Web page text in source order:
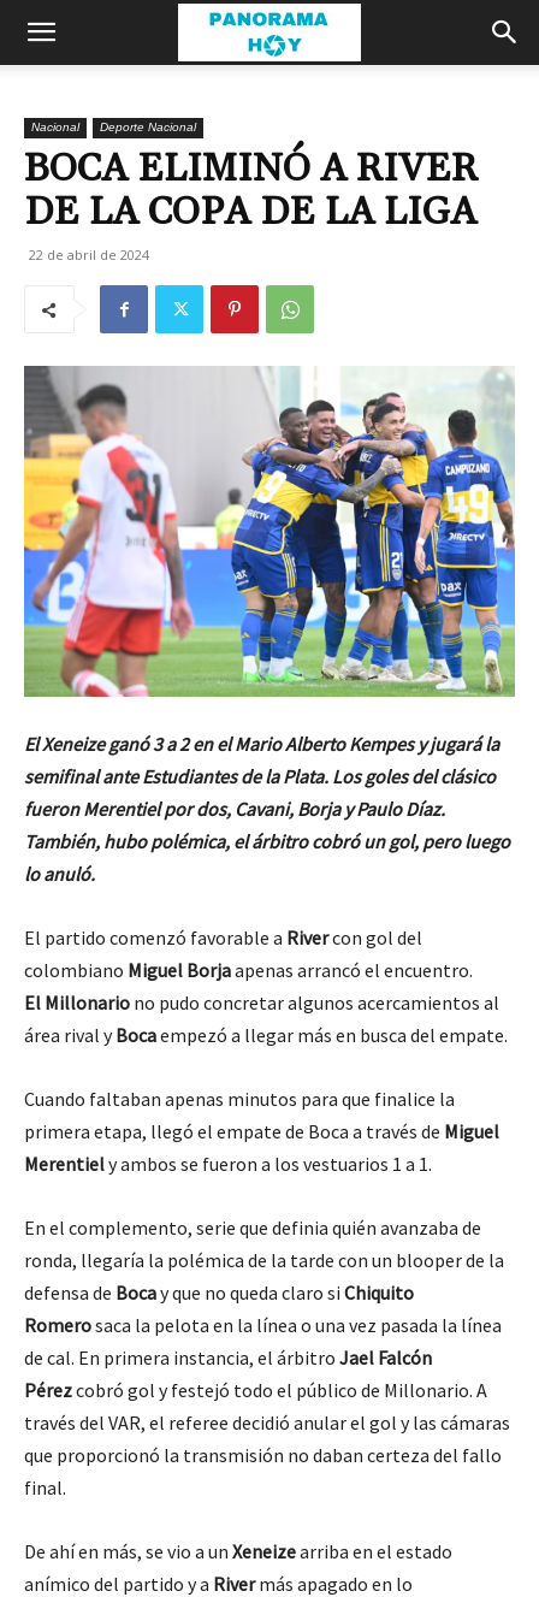
Nacional Deporte Nacional
BOCA ELIMINÓ A RIVER
DE LA COPA DE LA LIGA
22 de abril de 2024
El Xeneize ganó 3 a 2 en el Mario Alberto Kempes y jugará la
semifinal ante Estudiantes de la Plata. Los goles del clásico
fueron Merentiel por dos, Cavani, Borja y Paulo Díaz.
También, hubo polémica, el árbitro cobró un gol, pero luego
lo anuló.
El partido comenzó favorable a Rivercon gol del
colombiano Miguel Borjaapenas arrancó el encuentro.
El Millonario no pudo concretar algunos acercamientos al
área rival yBocaempezó a llegar más en busca del empate.
Cuando faltaban apenas minutos para que finalice la
primera etapa, llegó el empate de Boca a través de Miguel
Merentiely ambos se fueron a los vestuarios 1 a 1.
En el complemento, serie que definia quién avanzaba de
ronda, llegaría la polémica de la tarde con un blooper de la
defensa de Bocay que no queda claro si Chiquito
Romerosaca la pelota en la línea o una vez pasada la línea
de cal. En primera instancia, el árbitro Jael Falcón
Pérezcobró gol y festejó todo el público de Millonario. A
través del VAR, el referee decidió anular el gol y las cámaras
que proporcionó la transmisión no daban certeza del fallo
final.
De ahí en más, se vio a un Xeneizearriba en el estado
anímico del partido y a Rivermás apagado en lo